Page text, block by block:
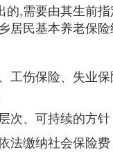
的,需要由其生前
民基本养老保
工伤保险、失业
、可持续的方
法缴纳社会保险